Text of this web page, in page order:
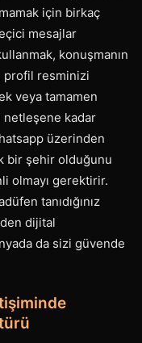
için birkaç
mesajlar
konuşmanın
profil resminizi
veya tamamen
netleşene kadar
üzerinden
bir şehir olduğunu
olmayı gerektirir.
tanıdığınız
dijital
da sizi güvende